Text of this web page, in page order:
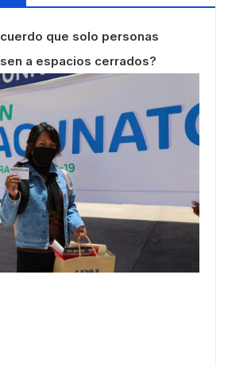
que solo personas
a espacios cerrados?